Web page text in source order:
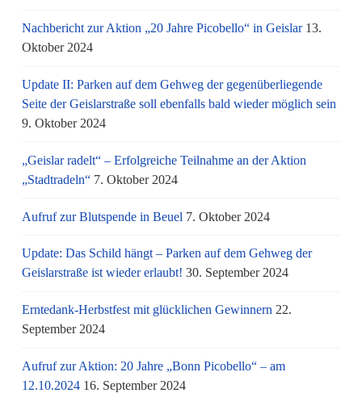
Nachbericht zur Aktion „20 Jahre Picobello“ in Geislar 13.
Oktober 2024
Update II: Parken auf dem Gehweg der gegenüberliegende
Seite der Geislarstraße soll ebenfalls bald wieder möglich sein
9. Oktober 2024
„Geislar radelt“ – Erfolgreiche Teilnahme an der Aktion
„Stadtradeln“ 7. Oktober 2024
Aufruf zur Blutspende in Beuel 7. Oktober 2024
Update: Das Schild hängt – Parken auf dem Gehweg der
Geislarstraße ist wieder erlaubt! 30. September 2024
Erntedank-Herbstfest mit glücklichen Gewinnern 22.
September 2024
Aufruf zur Aktion: 20 Jahre „Bonn Picobello“ – am
12.10.2024 16. September 2024